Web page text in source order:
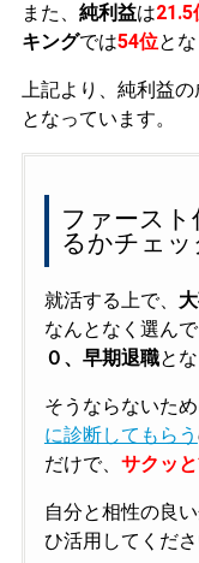
また、 純利益は21.5
キングでは54位とな
上記より、純利益
となっています。
ファース
るかチェッ
就活する上で、
なんとなく選ん
０、早期退職と
そうならないた
に診断してもらう
だけで、 サクッ
自分と相性の良
ひ活用してくださ